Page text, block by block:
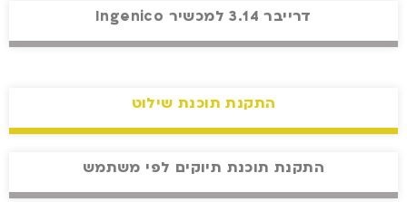
דרייבר 3.14 למכשיר Ingenico
התקנת תוכנת שילוט
התקנת תוכנת תיוקים לפי משתמש